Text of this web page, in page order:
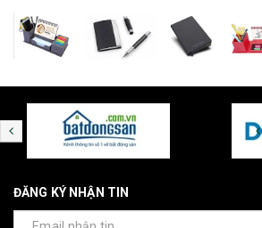
ĐĂNG KÝ NHẬN TIN